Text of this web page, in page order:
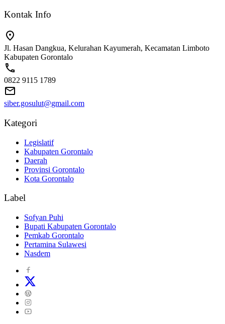
Kontak Info
Jl. Hasan Dangkua, Kelurahan Kayumerah, Kecamatan Limboto
Kabupaten Gorontalo
0822 9115 1789
siber.gosulut@gmail.com
Kategori
Legislatif
Kabupaten Gorontalo
Daerah
Provinsi Gorontalo
Kota Gorontalo
Label
Sofyan Puhi
Bupati Kabupaten Gorontalo
Pemkab Gorontalo
Pertamina Sulawesi
Nasdem